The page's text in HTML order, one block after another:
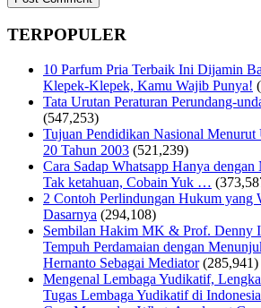
TERPOPULER
10 Parfum Pria Terbaik Ini Dijamin
Klepek-Klepek, Kamu Wajib Punya!
Tata Urutan Peraturan Perundang-
(547,253)
Tujuan Pendidikan Nasional
20 Tahun 2003 (521,239)
Cara Sadap Whatsapp Hanya
Tak ketahuan, Cobain Yuk …
2 Contoh Perlindungan Hukum yang
Dasarnya (294,108)
Sembilan Hakim MK & Prof. Denny
Tempuh Perdamaian dengan
Hernanto Sebagai Mediator (285,941)
Mengenal Lembaga Yudikatif,
Tugas Lembaga Yudikatif di Indonesia